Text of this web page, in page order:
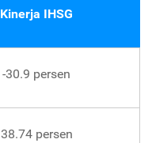
Kinerja IHSG
-30.9 persen
38.74 persen